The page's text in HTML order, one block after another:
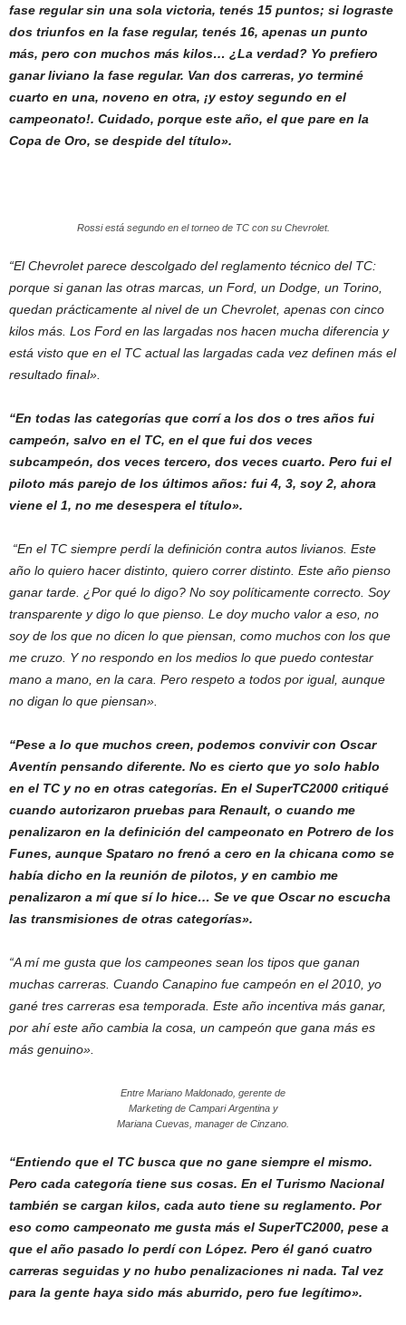
fase regular sin una sola victoria, tenés 15 puntos; si lograste
dos triunfos en la fase regular, tenés 16, apenas un punto
más, pero con muchos más kilos… ¿La verdad? Yo prefiero
ganar liviano la fase regular. Van dos carreras, yo terminé
cuarto en una, noveno en otra, ¡y estoy segundo en el
campeonato!. Cuidado, porque este año, el que pare en la
Copa de Oro, se despide del título».
Rossi está segundo en el torneo de TC con su Chevrolet.
“El Chevrolet parece descolgado del reglamento técnico del TC:
porque si ganan las otras marcas, un Ford, un Dodge, un Torino,
quedan prácticamente al nivel de un Chevrolet, apenas con cinco
kilos más. Los Ford en las largadas nos hacen mucha diferencia y
está visto que en el TC actual las largadas cada vez definen más el
resultado final».
“En todas las categorías que corrí a los dos o tres años fui
campeón, salvo en el TC, en el que fui dos veces
subcampeón, dos veces tercero, dos veces cuarto. Pero fui el
piloto más parejo de los últimos años: fui 4, 3, soy 2, ahora
viene el 1, no me desespera el título».
“En el TC siempre perdí la definición contra autos livianos. Este
año lo quiero hacer distinto, quiero correr distinto. Este año pienso
ganar tarde. ¿Por qué lo digo? No soy políticamente correcto. Soy
transparente y digo lo que pienso. Le doy mucho valor a eso, no
soy de los que no dicen lo que piensan, como muchos con los que
me cruzo. Y no respondo en los medios lo que puedo contestar
mano a mano, en la cara. Pero respeto a todos por igual, aunque
no digan lo que piensan».
“Pese a lo que muchos creen, podemos convivir con Oscar
Aventín pensando diferente. No es cierto que yo solo hablo
en el TC y no en otras categorías. En el SuperTC2000 critiqué
cuando autorizaron pruebas para Renault, o cuando me
penalizaron en la definición del campeonato en Potrero de los
Funes, aunque Spataro no frenó a cero en la chicana como se
había dicho en la reunión de pilotos, y en cambio me
penalizaron a mí que sí lo hice… Se ve que Oscar no escucha
las transmisiones de otras categorías».
“A mí me gusta que los campeones sean los tipos que ganan
muchas carreras. Cuando Canapino fue campeón en el 2010, yo
gané tres carreras esa temporada. Este año incentiva más ganar,
por ahí este año cambia la cosa, un campeón que gana más es
más genuino».
Entre Mariano Maldonado, gerente de
Marketing de Campari Argentina y
Mariana Cuevas, manager de Cinzano.
“Entiendo que el TC busca que no gane siempre el mismo.
Pero cada categoría tiene sus cosas. En el Turismo Nacional
también se cargan kilos, cada auto tiene su reglamento. Por
eso como campeonato me gusta más el SuperTC2000, pese a
que el año pasado lo perdí con López. Pero él ganó cuatro
carreras seguidas y no hubo penalizaciones ni nada. Tal vez
para la gente haya sido más aburrido, pero fue legítimo».